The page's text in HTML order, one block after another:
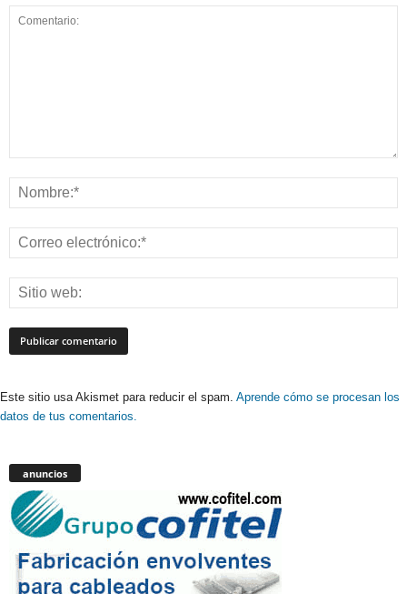
Este sitio usa Akismet para reducir el spam. Aprende cómo se procesan los
datos de tus comentarios.
anuncios